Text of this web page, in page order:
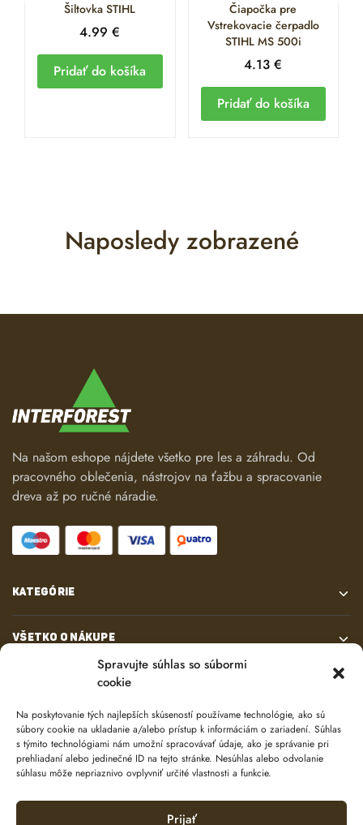
Spravujte súhlas so súbormi
cookie
Na poskytovanie tých najlepších skúseností používame technológie, ako sú
súbory cookie na ukladanie a/alebo prístup k informáciám o zariadení. Súhlas
s týmito technológiami nám umožní spracovávať údaje, ako je správanie pri
prehliadaní alebo jedinečné ID na tejto stránke. Nesúhlas alebo odvolanie
súhlasu môže nepriaznivo ovplyvniť určité vlastnosti a funkcie.
Prijať
Šiltovka STIHL
4.99€
Pridať do košíka
Čiapočka pre
Vstrekovacie čerpadlo
STIHL MS 500i
4.13€
Pridať do košíka
Naposledy zobrazené
Na našom eshope nájdete všetko pre les a záhradu. Od
pracovného oblečenia, nástrojov na ťažbu a spracovanie
dreva až po ručné náradie.
KATEGÓRIE
VŠETKO O NÁKUPE